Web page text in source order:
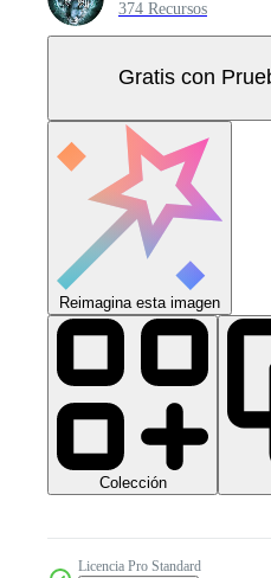
374 Recursos
Gratis con
Reimagina esta imagen
Colección
Licencia Pro Standard